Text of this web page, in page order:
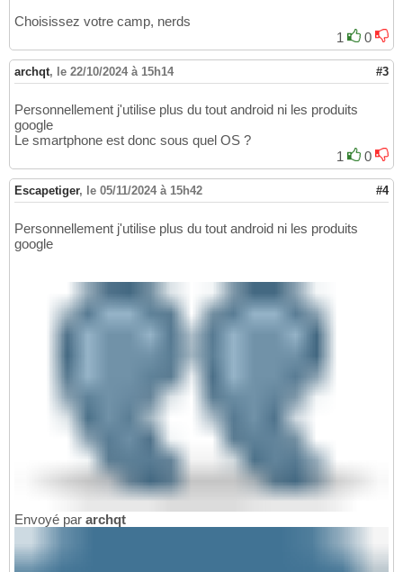
Choisissez votre camp, nerds
1
0
archqt, le 22/10/2024 à 15h14 #3
Personnellement j'utilise plus du tout android ni les produits
google
Le smartphone est donc sous quel OS ?
1
0
Escapetiger, le 05/11/2024 à 15h42 #4
Personnellement j'utilise plus du tout android ni les produits
google
Envoyé par archqt